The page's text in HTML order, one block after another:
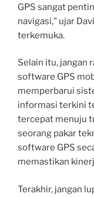
GPS sangat
navigasi,” ujar
terkemuka.
Selain itu, jangan
software GPS
memperbarui
informasi terkini
tercepat menuju
seorang pakar
software GPS
memastikan
Terakhir, jangan